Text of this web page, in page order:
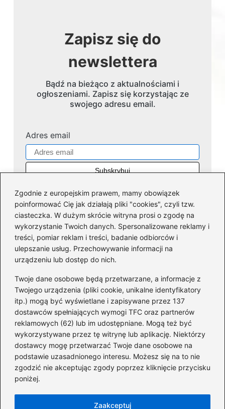
Zgodnie z europejskim prawem, mamy obowiązek
poinformować Cię jak działają pliki "cookies", czyli tzw.
ciasteczka. W dużym skrócie witryna prosi o zgodę na
wykorzystanie Twoich danych. Spersonalizowane reklamy i
treści, pomiar reklam i treści, badanie odbiorców i
ulepszanie usług. Przechowywanie informacji na
urządzeniu lub dostęp do nich.
Twoje dane osobowe będą przetwarzane, a informacje z
Twojego urządzenia (pliki cookie, unikalne identyfikatory
itp.) mogą być wyświetlane i zapisywane przez 137
dostawców spełniających wymogi TFC oraz partnerów
reklamowych (62) lub im udostępniane. Mogą też być
wykorzystywane przez tę witrynę lub aplikację. Niektórzy
dostawcy mogę przetwarzać Twoje dane osobowe na
podstawie uzasadnionego interesu. Możesz się na to nie
zgodzić nie akceptując zgody poprzez kliknięcie przycisku
poniżej.
Zaakceptuj
Zapisz się do
newslettera
Bądź na bieżąco z aktualnościami i
ogłoszeniami. Zapisz się korzystając ze
swojego adresu email.
Adres email
Kategorie
Dofinansowania(35)
Firmy (45)
Giełda(40)
Inwestycje(43)
KRS(10)
Pożyczki(66)
Pracownicy(24)
Świadczenia Socjalne(45)
Zadłużenia(18)